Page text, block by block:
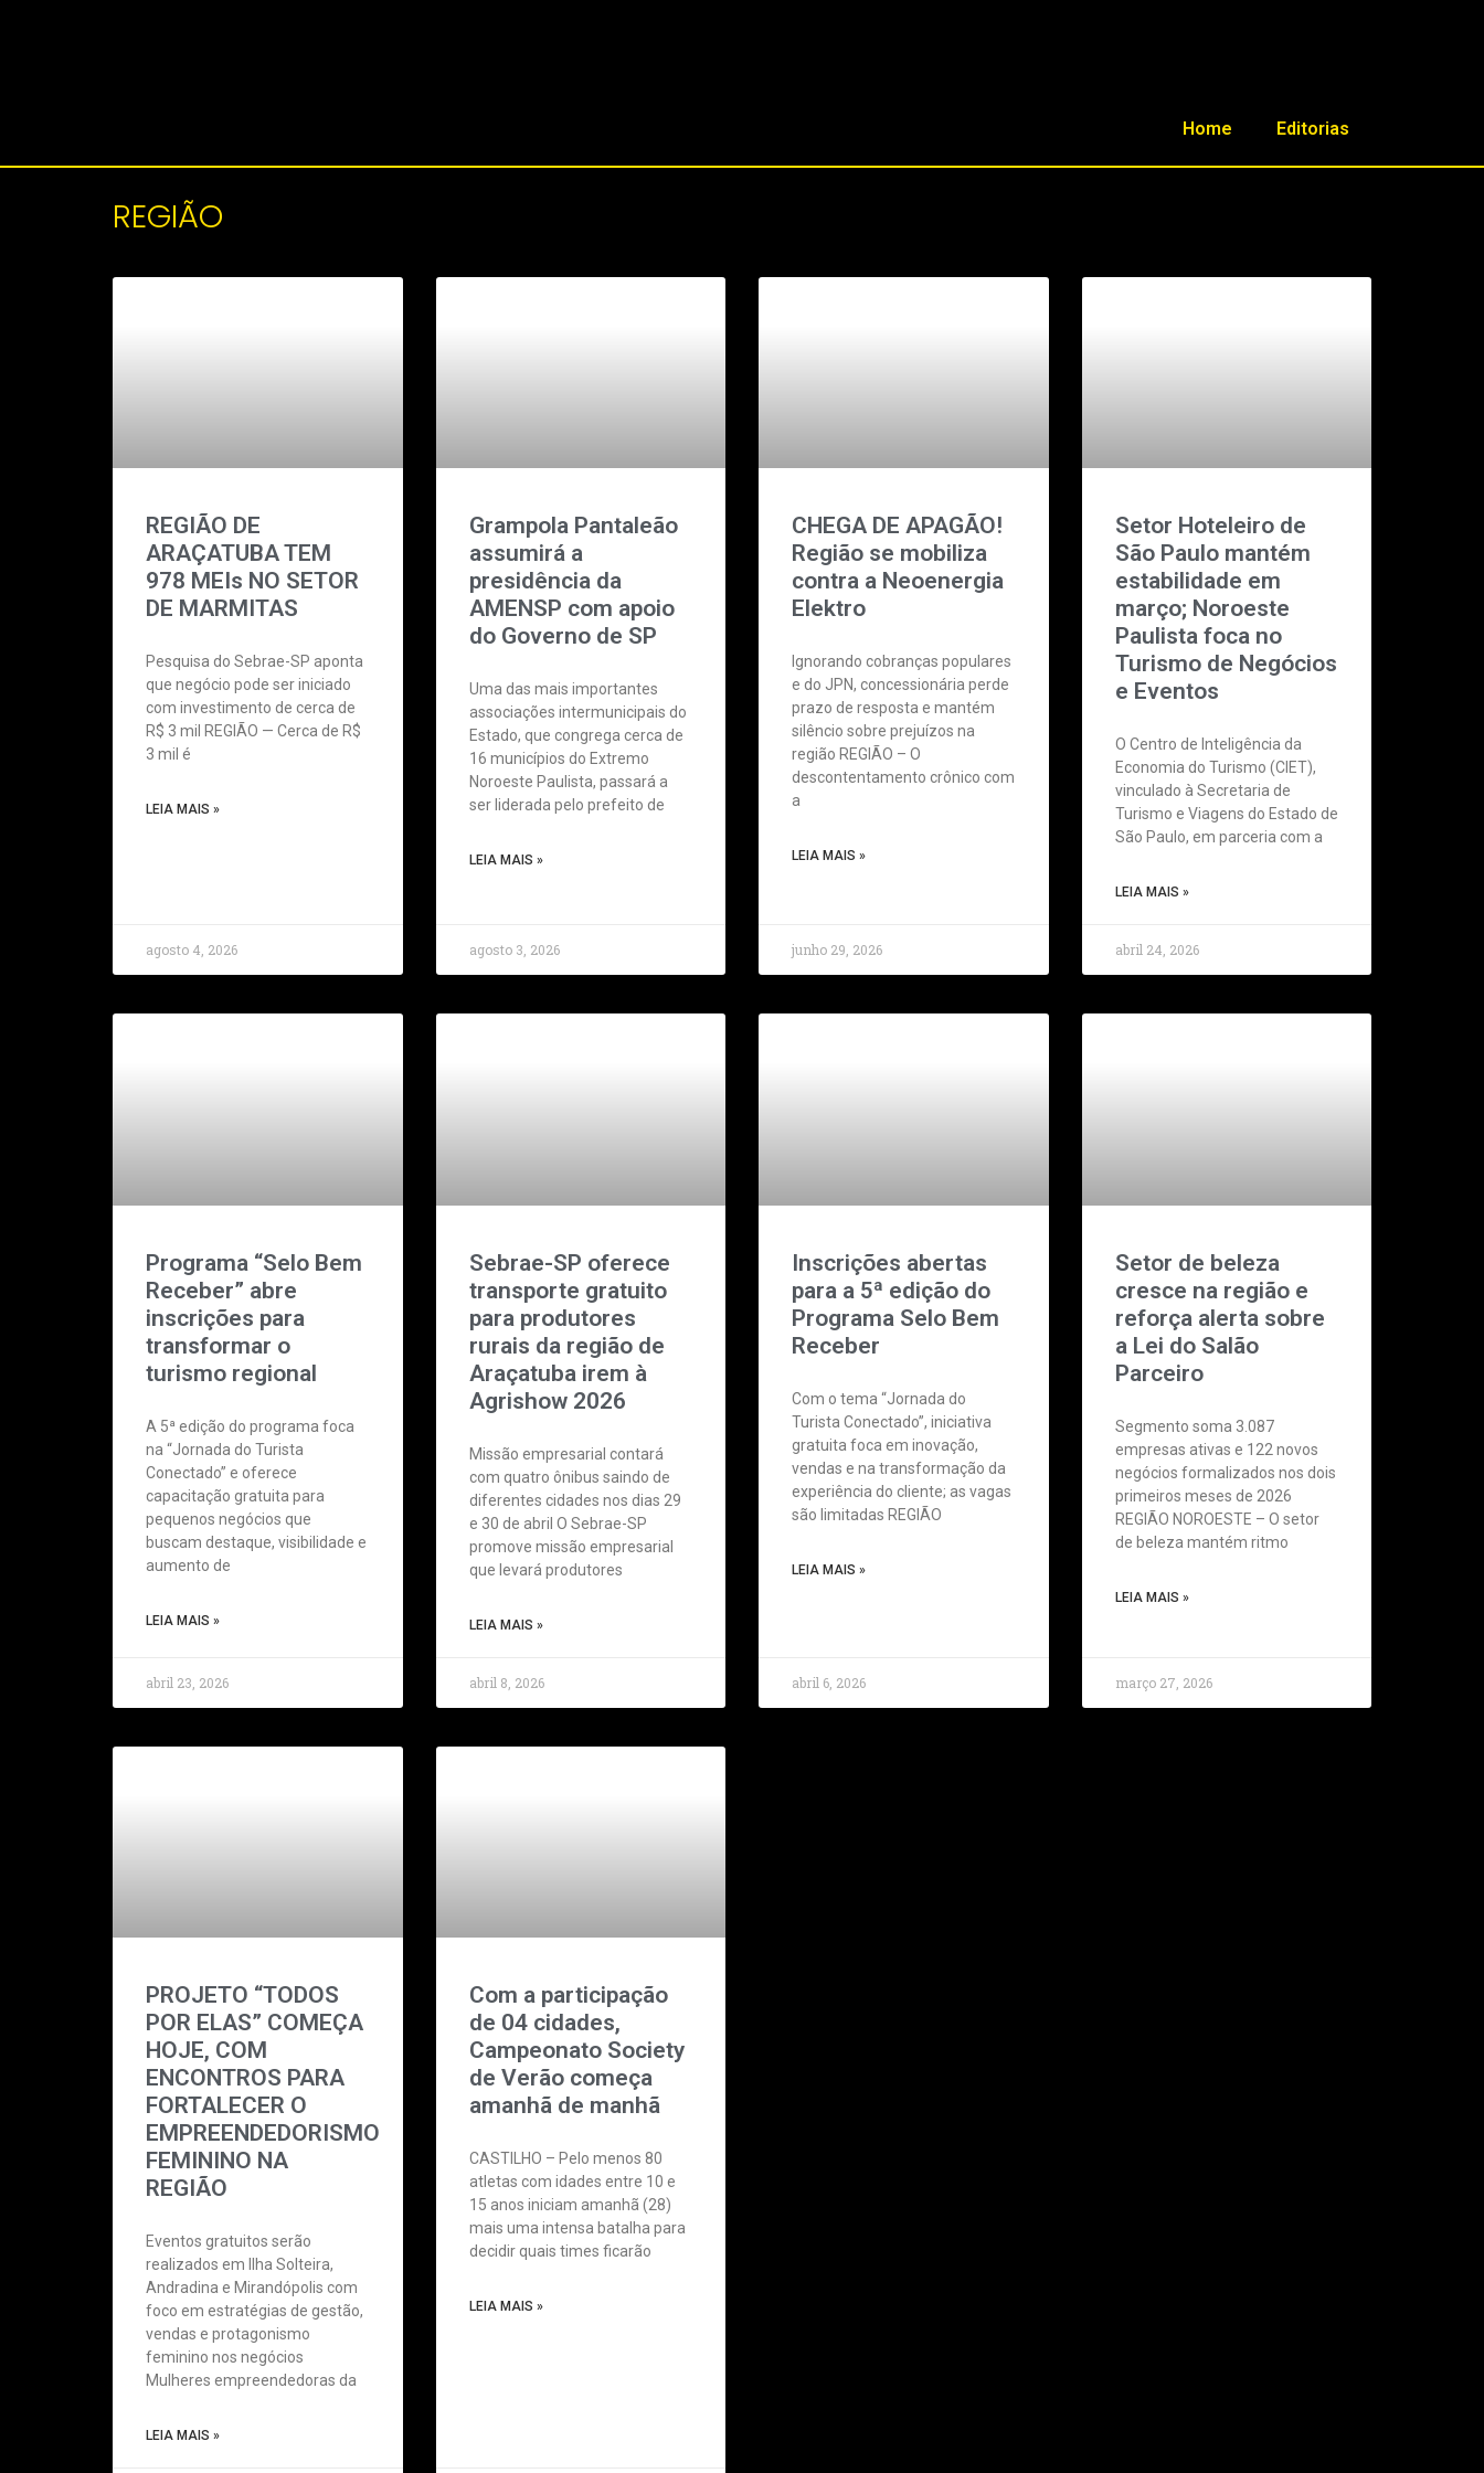
Home Editorias
REGIÃO
REGIÃO DE
ARAÇATUBA TEM
978 MEIs NO SETOR
DE MARMITAS
Pesquisa do Sebrae-SP aponta
que negócio pode ser iniciado
com investimento de cerca de
R$ 3 mil REGIÃO — Cerca de R$
3 mil é
LEIA MAIS »
agosto 4, 2026
Grampola Pantaleão
assumirá a
presidência da
AMENSP com apoio
do Governo de SP
Uma das mais importantes
associações intermunicipais do
Estado, que congrega cerca de
16 municípios do Extremo
Noroeste Paulista, passará a
ser liderada pelo prefeito de
LEIA MAIS »
agosto 3, 2026
CHEGA DE APAGÃO!
Região se mobiliza
contra a Neoenergia
Elektro
Ignorando cobranças populares
e do JPN, concessionária perde
prazo de resposta e mantém
silêncio sobre prejuízos na
região REGIÃO – O
descontentamento crônico com
a
LEIA MAIS »
junho 29, 2026
Setor Hoteleiro de
São Paulo mantém
estabilidade em
março; Noroeste
Paulista foca no
Turismo de Negócios
e Eventos
O Centro de Inteligência da
Economia do Turismo (CIET),
vinculado à Secretaria de
Turismo e Viagens do Estado de
São Paulo, em parceria com a
LEIA MAIS »
abril 24, 2026
Programa “Selo Bem
Receber” abre
inscrições para
transformar o
turismo regional
A 5ª edição do programa foca
na “Jornada do Turista
Conectado” e oferece
capacitação gratuita para
pequenos negócios que
buscam destaque, visibilidade e
aumento de
LEIA MAIS »
abril 23, 2026
Sebrae-SP oferece
transporte gratuito
para produtores
rurais da região de
Araçatuba irem à
Agrishow 2026
Missão empresarial contará
com quatro ônibus saindo de
diferentes cidades nos dias 29
e 30 de abril O Sebrae-SP
promove missão empresarial
que levará produtores
LEIA MAIS »
abril 8, 2026
Inscrições abertas
para a 5ª edição do
Programa Selo Bem
Receber
Com o tema “Jornada do
Turista Conectado”, iniciativa
gratuita foca em inovação,
vendas e na transformação da
experiência do cliente; as vagas
são limitadas REGIÃO
LEIA MAIS »
abril 6, 2026
Setor de beleza
cresce na região e
reforça alerta sobre
a Lei do Salão
Parceiro
Segmento soma 3.087
empresas ativas e 122 novos
negócios formalizados nos dois
primeiros meses de 2026
REGIÃO NOROESTE – O setor
de beleza mantém ritmo
LEIA MAIS »
março 27, 2026
PROJETO “TODOS
POR ELAS” COMEÇA
HOJE, COM
ENCONTROS PARA
FORTALECER O
EMPREENDEDORISMO
FEMININO NA
REGIÃO
Eventos gratuitos serão
realizados em Ilha Solteira,
Andradina e Mirandópolis com
foco em estratégias de gestão,
vendas e protagonismo
feminino nos negócios
Mulheres empreendedoras da
LEIA MAIS »
Com a participação
de 04 cidades,
Campeonato Society
de Verão começa
amanhã de manhã
CASTILHO – Pelo menos 80
atletas com idades entre 10 e
15 anos iniciam amanhã (28)
mais uma intensa batalha para
decidir quais times ficarão
LEIA MAIS »